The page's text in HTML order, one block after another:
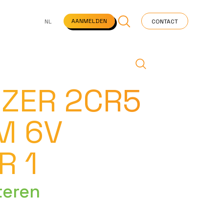
VEELGESTELDE VRAGEN STARTPAGINA NEWS
NL AANMELDEN CONTACT
2CR5
6V
1